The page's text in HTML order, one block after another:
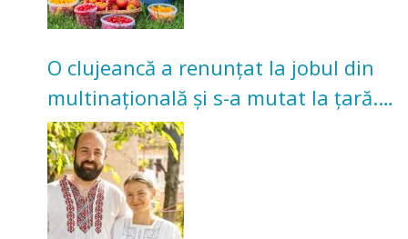
O clujeancă a renunțat la jobul din
multinațională și s-a mutat la țară.
Acum cultivă legume în grădina
bunicilor